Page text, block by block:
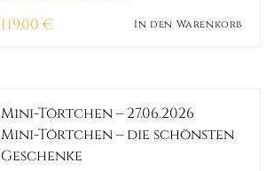
119,00 € In den Warenkorb
Mini-Törtchen – 27.06.2026
Mini-Törtchen – die schönsten
Geschenke